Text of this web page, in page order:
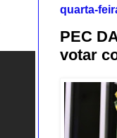
quarta-
PEC
votar